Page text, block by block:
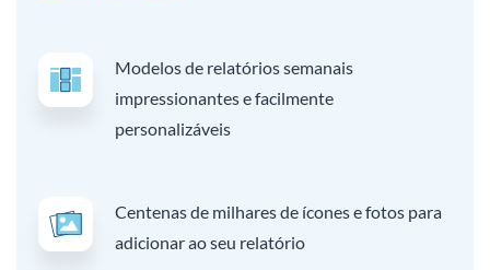
Modelos de relatórios semanais
impressionantes e facilmente
personalizáveis
Centenas de milhares de ícones e fotos para
adicionar ao seu relatório